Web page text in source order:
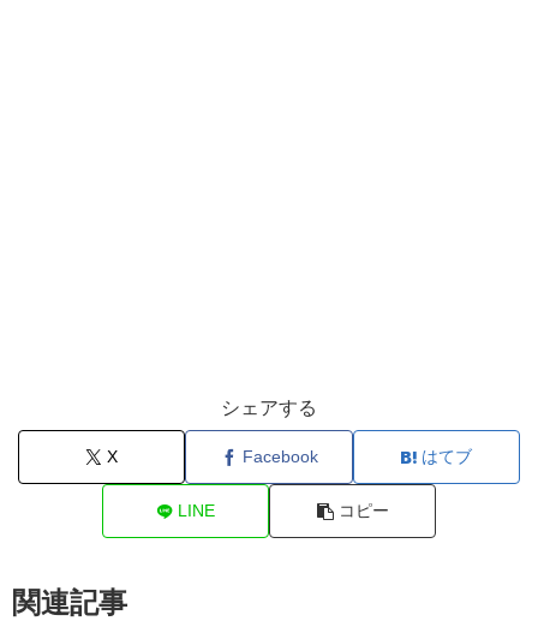
シェアする
X Facebook はてブ
LINE コピー
関連記事